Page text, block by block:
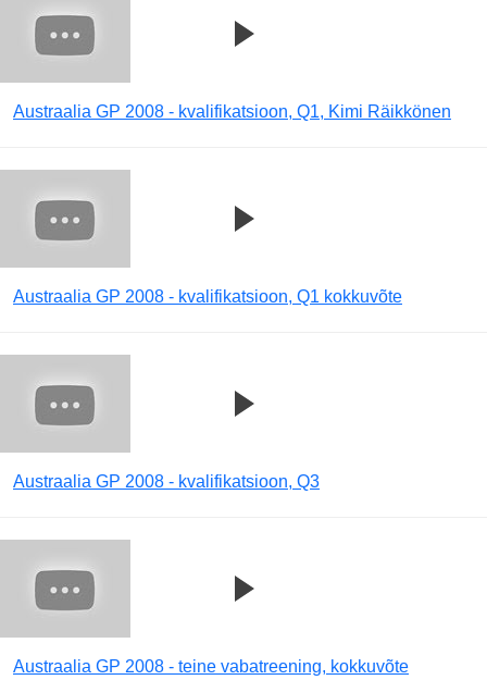
Austraalia GP 2008 - kvalifikatsioon, Q1, Kimi Räikkönen
Austraalia GP 2008 - kvalifikatsioon, Q1 kokkuvõte
Austraalia GP 2008 - kvalifikatsioon, Q3
Austraalia GP 2008 - teine vabatreening, kokkuvõte